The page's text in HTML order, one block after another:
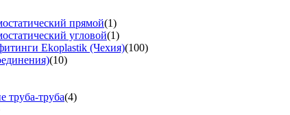
прямой(1)
угловой(1)
Ekoplastik (Чехия)(100)
(10)
труба-труба(4)